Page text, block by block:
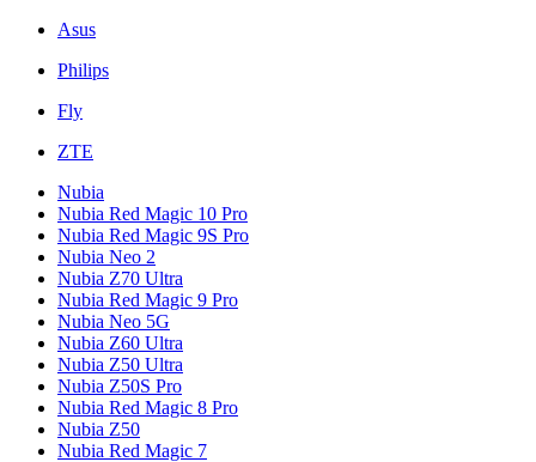
Asus
Philips
Fly
ZTE
Nubia
Nubia Red Magic 10 Pro
Nubia Red Magic 9S Pro
Nubia Neo 2
Nubia Z70 Ultra
Nubia Red Magic 9 Pro
Nubia Neo 5G
Nubia Z60 Ultra
Nubia Z50 Ultra
Nubia Z50S Pro
Nubia Red Magic 8 Pro
Nubia Z50
Nubia Red Magic 7